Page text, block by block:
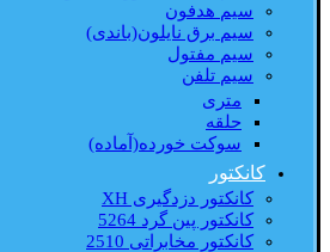
سیم هدفون
سیم برق نایلون(باندی)
سیم مفتول
سیم تلفن
متری
حلقه
سوکت خورده(آماده)
کانکتور
کانکتور دزدگیری XH
کانکتور پین گرد 5264
کانکتور مخابراتی 2510